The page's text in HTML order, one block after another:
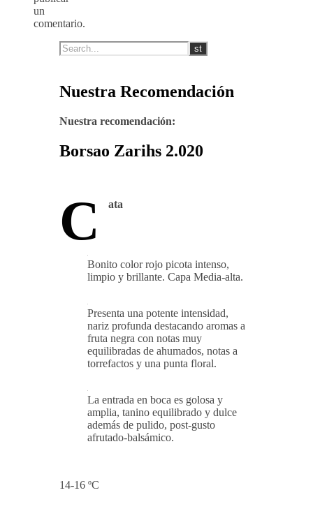
un
comentario.
Nuestra Recomendación
Nuestra recomendación:
Borsao Zarihs 2.020
C ata
Bonito color rojo picota intenso,
limpio y brillante. Capa Media-alta.
Presenta una potente intensidad,
nariz profunda destacando aromas a
fruta negra con notas muy
equilibradas de ahumados, notas a
torrefactos y una punta floral.
La entrada en boca es golosa y
amplia, tanino equilibrado y dulce
además de pulido, post-gusto
afrutado-balsámico.
14-16 ºC